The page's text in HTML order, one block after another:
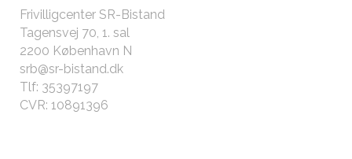
Frivilligcenter SR-Bistand
Tagensvej 70, 1. sal
2200 København N
srb@sr-bistand.dk
Tlf: 35397197
CVR: 10891396